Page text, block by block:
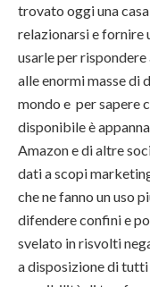
trovato oggi una
relazionarsi e fornire
usarle per
alle enormi masse di
mondo e per sapere
disponibile è
Amazon e di altre
dati a scopi
che ne fanno un uso
difendere confini e
svelato in risvolti
a disposizione di